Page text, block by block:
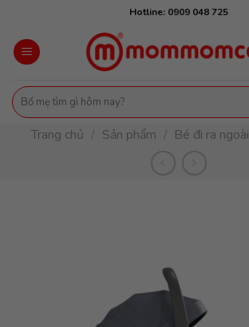
content
Hotline: 0909 048 725
Tìm
kiếm:
Trang chủ / Sản phẩm / Bé đi ra ngoài